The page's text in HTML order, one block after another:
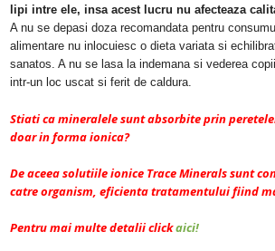
lipi intre ele, insa acest lucru nu afecteaza
A nu se depasi doza recomandata pentru
alimentare nu inlocuiesc o dieta variata si
sanatos. A nu se lasa la indemana si vederea
intr-un loc uscat si ferit de caldura.
Stiati ca mineralele sunt absorbite prin
doar in forma ionica?
De aceea solutiile ionice Trace Minerals sunt
catre organism, eficienta tratamentului fiind
Pentru mai multe detalii clickaici!